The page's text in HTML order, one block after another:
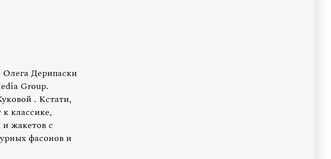
Олега Дерипаски
Group.
. Кстати,
к классике,
жакетов с
фасонов и